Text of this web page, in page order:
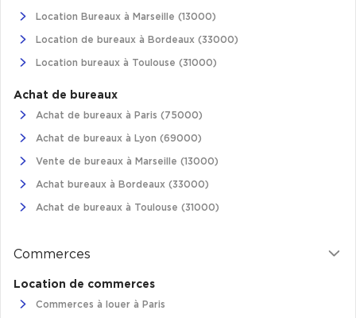
Location Bureaux à Marseille (13000)
Location de bureaux à Bordeaux (33000)
Location bureaux à Toulouse (31000)
Achat de bureaux
Achat de bureaux à Paris (75000)
Achat de bureaux à Lyon (69000)
Vente de bureaux à Marseille (13000)
Achat bureaux à Bordeaux (33000)
Achat de bureaux à Toulouse (31000)
Commerces
Location de commerces
Commerces à louer à Paris